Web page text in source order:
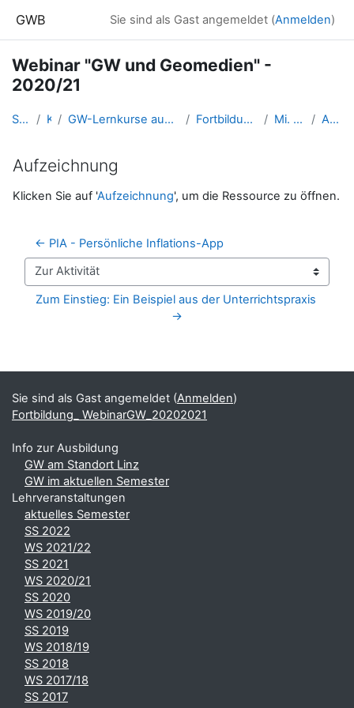
GWB Sie sind als Gast angemeldet (Anmelden)
Webinar "GW und Geomedien" -
2020/21
Startseite Kurse GW-Lernkurse aus der Fortbildung (und Ausbildung bis 2016) Fortbildung_ WebinarGW_20202021 Mi. 20. Jänner 2021 Aufzeichnung
Aufzeichnung
Abschlussbedingungen
Klicken Sie auf 'Aufzeichnung', um die Ressource zu öffnen.
← PIA - Persönliche Inflations-App
Zur Aktivität
Zum Einstieg: Ein Beispiel aus der Unterrichtspraxis
→
Ergänzungsblöcke
Sie sind als Gast angemeldet (Anmelden)
Fortbildung_ WebinarGW_20202021
Info zur Ausbildung
GW am Standort Linz
GW im aktuellen Semester
Lehrveranstaltungen
aktuelles Semester
SS 2022
WS 2021/22
SS 2021
WS 2020/21
SS 2020
WS 2019/20
SS 2019
WS 2018/19
SS 2018
WS 2017/18
SS 2017